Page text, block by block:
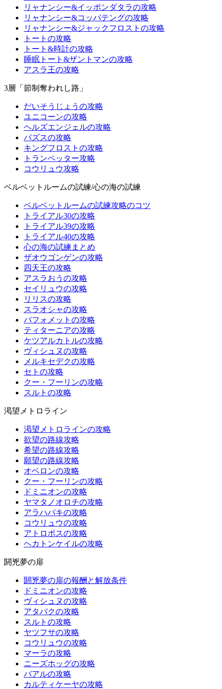
リャナンシー&イッポンダタラの攻略
リャナンシー&コッパテングの攻略
リャナンシー&ジャックフロストの攻略
トートの攻略
トート&時計の攻略
睡眠トート&ザントマンの攻略
アスラ王の攻略
3層「節制奪われし路」
だいそうじょうの攻略
ユニコーンの攻略
ヘルズエンジェルの攻略
パズスの攻略
キングフロストの攻略
トランペッター攻略
コウリュウ攻略
ベルベットルームの試練/心の海の試練
ベルベットルームの試練攻略のコツ
トライアル30の攻略
トライアル39の攻略
トライアル40の攻略
心の海の試練まとめ
ザオウゴンゲンの攻略
四天王の攻略
アスラおうの攻略
セイリュウの攻略
リリスの攻略
スラオシャの攻略
バフォメットの攻略
ティターニアの攻略
ケツアルカトルの攻略
ヴィシュヌの攻略
メルキセデクの攻略
セトの攻略
クー・フーリンの攻略
スルトの攻略
渇望メトロライン
渇望メトロラインの攻略
欲望の路線攻略
希望の路線攻略
願望の路線攻略
オベロンの攻略
クー・フーリンの攻略
ドミニオンの攻略
ヤマタノオロチの攻略
アラハバキの攻略
コウリュウの攻略
アトロポスの攻略
ヘカトンケイルの攻略
閼兇夢の扉
閼兇夢の扉の報酬と解放条件
ドミニオンの攻略
ヴィシュヌの攻略
アタバクの攻略
スルトの攻略
ヤツフサの攻略
コウリュウの攻略
マーラの攻略
ニーズホッグの攻略
バアルの攻略
カルティケーヤの攻略